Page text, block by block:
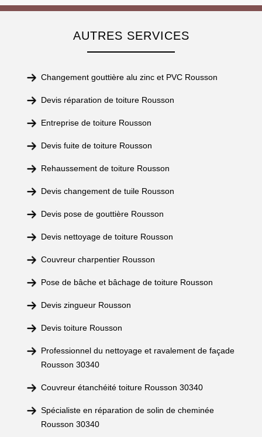
AUTRES SERVICES
Changement gouttière alu zinc et PVC Rousson
Devis réparation de toiture Rousson
Entreprise de toiture Rousson
Devis fuite de toiture Rousson
Rehaussement de toiture Rousson
Devis changement de tuile Rousson
Devis pose de gouttière Rousson
Devis nettoyage de toiture Rousson
Couvreur charpentier Rousson
Pose de bâche et bâchage de toiture Rousson
Devis zingueur Rousson
Devis toiture Rousson
Professionnel du nettoyage et ravalement de façade
Rousson 30340
Couvreur étanchéité toiture Rousson 30340
Spécialiste en réparation de solin de cheminée
Rousson 30340